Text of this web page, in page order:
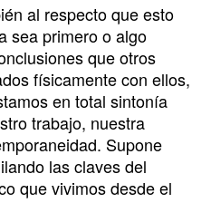
al respecto que esto
sea primero o algo
que otros
físicamente con ellos,
en total sintonía
trabajo, nuestra
Supone
las claves del
que vivimos desde el